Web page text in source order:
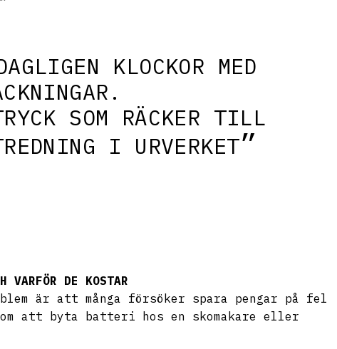
KLOCKOR MED
SOM RÄCKER TILL
I URVERKET
VARFÖR DE KOSTAR
är att många försöker spara pengar på fel
att byta batteri hos en skomakare eller